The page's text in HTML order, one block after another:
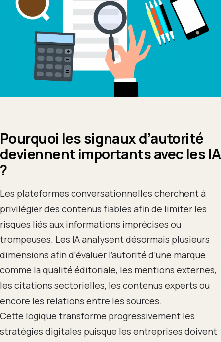
Pourquoi les signaux d’autorité
deviennent importants avec les IA
?
Les plateformes conversationnelles cherchent à
privilégier des contenus fiables afin de limiter les
risques liés aux informations imprécises ou
trompeuses. Les IA analysent désormais plusieurs
dimensions afin d’évaluer l’autorité d’une marque
comme la qualité éditoriale, les mentions externes,
les citations sectorielles, les contenus experts ou
encore les relations entre les sources.
Cette logique transforme progressivement les
stratégies digitales puisque les entreprises doivent